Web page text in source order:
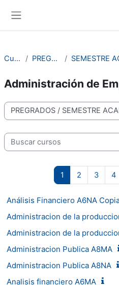
Cursos PREGRADOS
Administración de
Categorías de curso
Buscar cursos
1 Página 1
2 Página 2
3 4
Análisis Financiero A6NA
Administracion de la
Administracion de la
Administracion Publica A8MA
Administracion Publica A8NA
Analisis financiero A6MA